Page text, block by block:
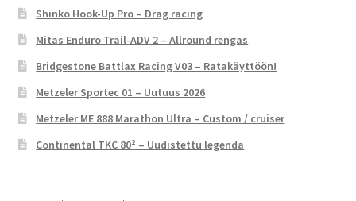
Shinko Hook-Up Pro – Drag racing
Mitas Enduro Trail-ADV 2 – Allround rengas
Bridgestone Battlax Racing V03 – Ratakäyttöön!
Metzeler Sportec 01 – Uutuus 2026
Metzeler ME 888 Marathon Ultra – Custom / cruiser
Continental TKC 80² – Uudistettu legenda